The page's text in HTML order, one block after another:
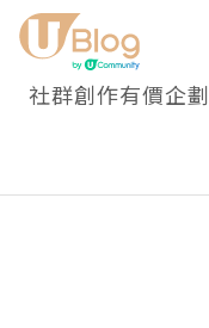
社群創作有價企劃